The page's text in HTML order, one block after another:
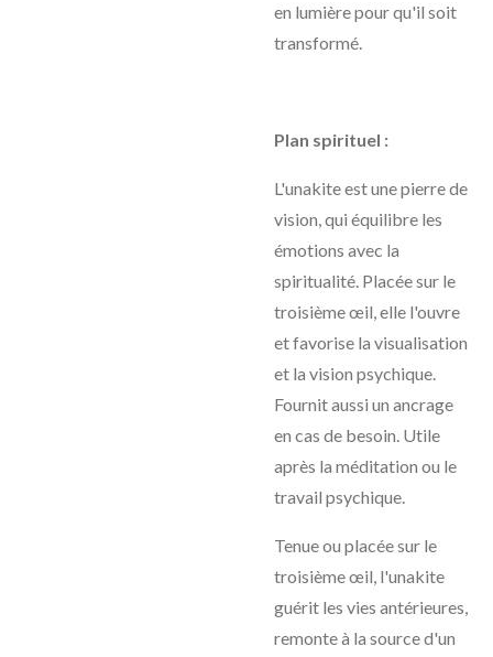
en lumière pour qu'il soit
transformé.
Plan spirituel :
L'unakite est une pierre de
vision, qui équilibre les
émotions avec la
spiritualité. Placée sur le
troisième œil, elle l'ouvre
et favorise la visualisation
et la vision psychique.
Fournit aussi un ancrage
en cas de besoin. Utile
après la méditation ou le
travail psychique.
Tenue ou placée sur le
troisième œil, l'unakite
guérit les vies antérieures,
remonte à la source d'un